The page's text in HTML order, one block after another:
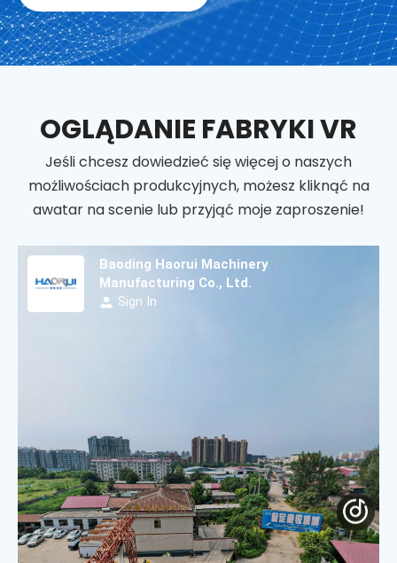
OGLĄDANIE FABRYKI VR
Jeśli chcesz dowiedzieć się więcej o naszych
możliwościach produkcyjnych, możesz kliknąć na
awatar na scenie lub przyjąć moje zaproszenie!